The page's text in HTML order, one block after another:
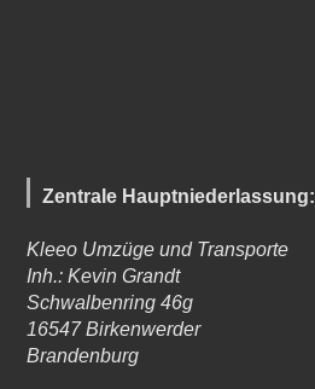
Zentrale Hauptniederlassung:
Kleeo Umzüge und Transporte
Inh.: Kevin Grandt
Schwalbenring 46g
16547 Birkenwerder
Brandenburg